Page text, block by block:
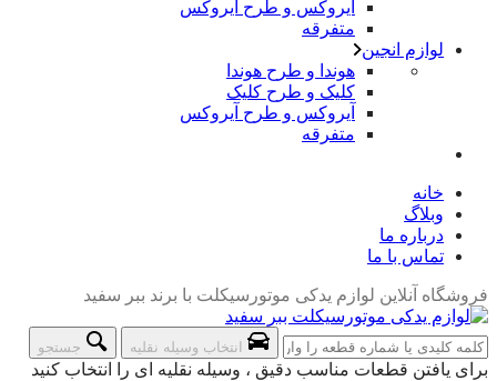
آیروکس و طرح آیروکس
متفرقه
لوازم انجین
هوندا و طرح هوندا
کلیک و طرح کلیک
آیروکس و طرح آیروکس
متفرقه
خانه
وبلاگ
درباره ما
تماس با ما
فروشگاه آنلاین لوازم یدکی موتورسیکلت با برند ببر سفید
انتخاب وسیله نقلیه جستجو
برای یافتن قطعات مناسب دقیق ، وسیله نقلیه ای را انتخاب کنید